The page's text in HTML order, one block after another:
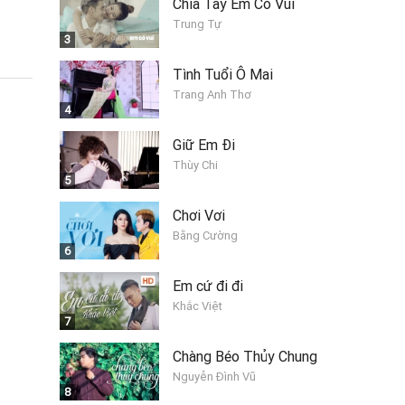
3
Chia Tay Em Có Vui
Trung Tự
4
Tình Tuổi Ô Mai
Trang Anh Thơ
5
Giữ Em Đi
Thùy Chi
6
Chơi Vơi
Bằng Cường
7
Em cứ đi đi
Khắc Việt
8
Chàng Béo Thủy Chung
Nguyễn Đình Vũ